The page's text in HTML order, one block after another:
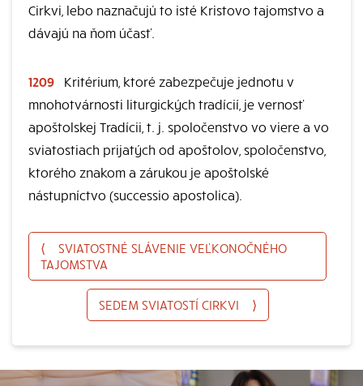
Cirkvi, lebo naznačujú to isté Kristovo tajomstvo a
dávajú na ňom účasť.
1209
Kritérium, ktoré zabezpečuje jednotu v
mnohotvárnosti liturgických tradícií, je vernosť
apoštolskej Tradícii, t. j. spoločenstvo vo viere a vo
sviatostiach prijatých od apoštolov, spoločenstvo,
ktorého znakom a zárukou je apoštolské
nástupníctvo (successio apostolica).
⟨
SVIATOSTNÉ SLÁVENIE VEĽKONOČNÉHO
TAJOMSTVA
SEDEM SVIATOSTÍ CIRKVI ⟩